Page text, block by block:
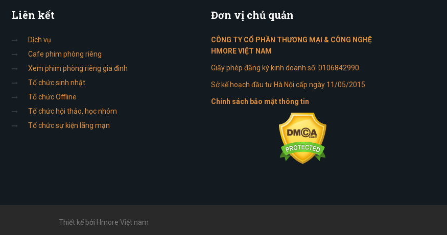
Liên kết
Dịch vụ
Cafe phim phòng riêng
Xem phim phòng riêng gia đình
Tổ chức sinh nhật
Tổ chức Offline
Tổ chức hội thảo, học nhóm
Tổ chức sự kiện lãng mạn
Đơn vị chủ quản
CÔNG TY CỔ PHẦN THƯƠNG MẠI & CÔNG NGHỆ
HMORE VIỆT NAM
Giấy phép đăng ký kinh doanh số: 0106842990
Sở kế hoạch đầu tư Hà Nội cấp ngày 11/05/2015
Chính sách bảo mật thông tin
Thiết kế bởi Hmore Việt nam